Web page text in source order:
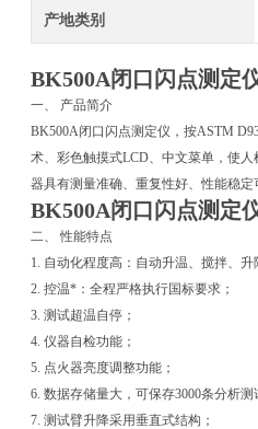
产地类别
BK500A闭口闪点测定
一、 产品简介
BK500A闭口闪点测定仪 ，按ASTM
术、彩色触摸式LCD、中文菜单，使
器具有测量准确、重复性好、性能稳
BK500A闭口闪点测定
二、 性能特点
1. 自动化程度高：自动升温、搅拌、
2. 控温*：全程严格执行国标要求；
3. 测试超温自停；
4. 仪器自检功能；
5. 点火器亮度调整功能；
6. 数据存储量大，可保存3000条分析测
7. 测试臂升降采用垂直式结构；